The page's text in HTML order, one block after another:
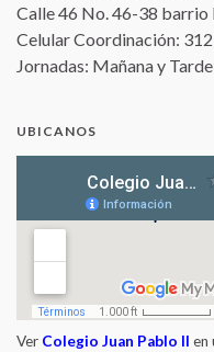
Calle 46 No. 46-38 barrio
Celular Coordinación:
Jornadas: Mañana y Tarde
UBICANOS
Ver Colegio Juan Pablo II en